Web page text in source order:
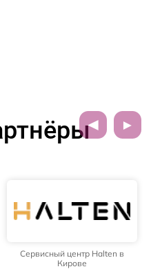
Сервисный центр Halten в
Кирове